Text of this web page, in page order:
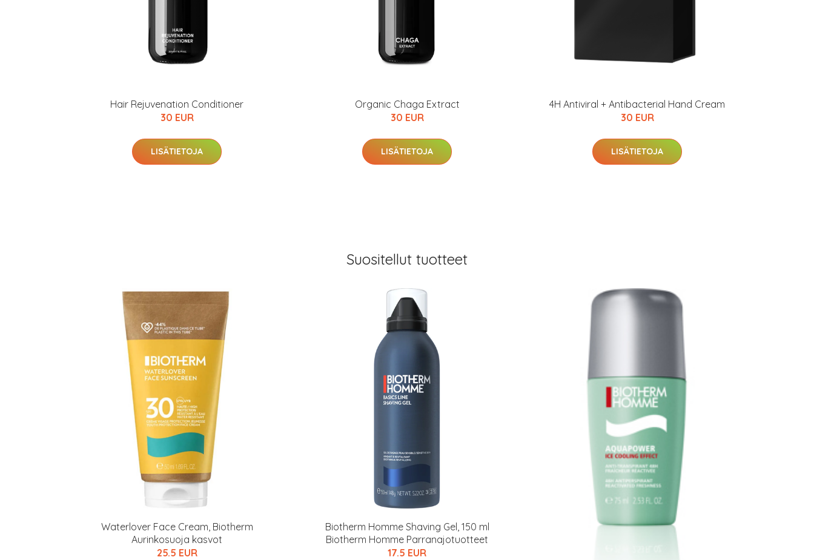
Hair Rejuvenation Conditioner
30 EUR
LISÄTIETOJA
Organic Chaga Extract
30 EUR
LISÄTIETOJA
4H Antiviral + Antibacterial Hand Cream
30 EUR
LISÄTIETOJA
Suositellut tuotteet
Waterlover Face Cream, Biotherm
Aurinkosuoja kasvot
25.5 EUR
Biotherm Homme Shaving Gel, 150 ml
Biotherm Homme Parranajotuotteet
17.5 EUR